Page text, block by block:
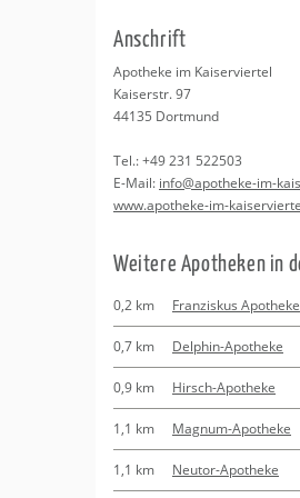
Beratung
Kurse
Regionale Tipps
An­schrift
Apo­the­ke im Kai­ser­vier­tel
Kai­ser­str. 97
44135 Dort­mund
Tel.:+49 231 522503
E-Mail: info@​apotheke-​im-​
www.​apotheke-​im-​
Wei­te­re Apo­the­ken in
0,2 km Franziskus Apotheke
0,7 km Delphin-Apotheke
0,9 km Hirsch-Apotheke
1,1 km Magnum-Apotheke
1,1 km Neutor-Apotheke